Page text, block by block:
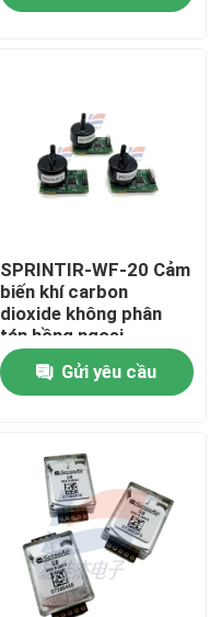
SPRINTIR-WF-20 Cảm
biến khí carbon
dioxide không phân
tán hồng ngoại
Gửi yêu cầu